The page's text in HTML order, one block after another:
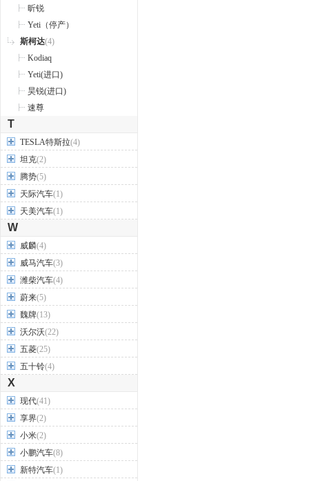
昕锐
Yeti（停产）
斯柯达(4)
Kodiaq
Yeti(进口)
昊锐(进口)
速尊
T
TESLA特斯拉(4)
坦克(2)
腾势(5)
天际汽车(1)
天美汽车(1)
W
威麟(4)
威马汽车(3)
潍柴汽车(4)
蔚来(5)
魏牌(13)
沃尔沃(22)
五菱(25)
五十铃(4)
X
现代(41)
享界(2)
小米(2)
小鹏汽车(8)
新特汽车(1)